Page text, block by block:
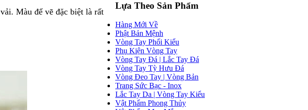
Màu để vẽ đặc biệt là rất
Lựa Theo Sản Phẩm
Hàng Mới Về
Phật Bản Mệnh
Vòng Tay Phối Kiểu
Phụ Kiện Vòng Tay
Vòng Tay Đá | Lắc Tay Đá
Vòng Tay Tỳ Hưu Đá
Vòng Đeo Tay | Vòng Bản
Trang Sức Bạc - Inox
Lắc Tay Da | Vòng Tay Kiểu
Vật Phẩm Phong Thủy